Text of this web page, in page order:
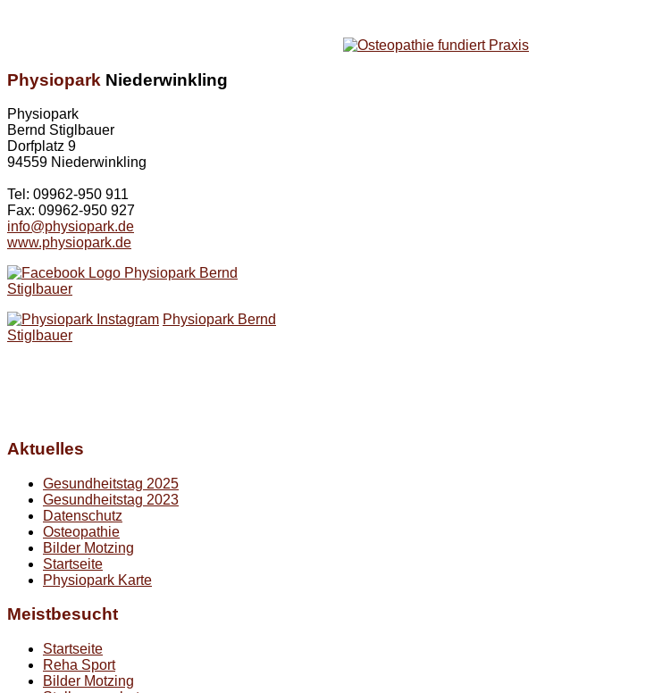
Physiopark Niederwinkling
Physiopark
Bernd Stiglbauer
Dorfplatz 9
94559 Niederwinkling
Tel: 09962-950 911
Fax: 09962-950 927
info@physiopark.de
www.physiopark.de
Physiopark Bernd
Stiglbauer
Physiopark Bernd
Stiglbauer
Aktuelles
Gesundheitstag 2025
Gesundheitstag 2023
Datenschutz
Osteopathie
Bilder Motzing
Startseite
Physiopark Karte
Meistbesucht
Startseite
Reha Sport
Bilder Motzing